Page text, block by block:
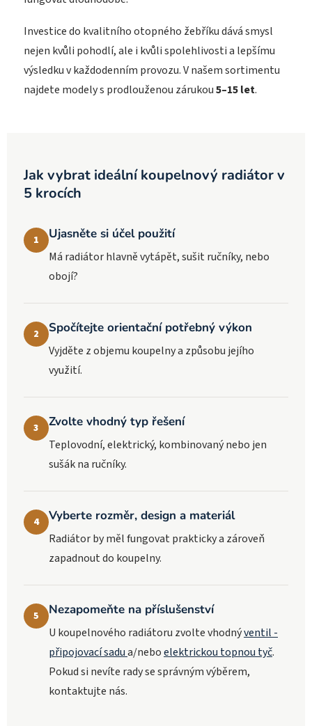
Investice do kvalitního otopného žebříku dává smysl
nejen kvůli pohodlí, ale i kvůli spolehlivosti a lepšímu
výsledku v každodenním provozu. V našem sortimentu
najdete modely s prodlouženou zárukou5–15 let.
Jak vybrat ideální koupelnový radiátor v
5 krocích
1 Ujasněte si účel použití
Má radiátor hlavně vytápět, sušit ručníky, nebo
obojí?
2 Spočítejte orientační potřebný výkon
Vyjděte z objemu koupelny a způsobu jejího
využití.
3 Zvolte vhodný typ řešení
Teplovodní, elektrický, kombinovaný nebo jen
sušák na ručníky.
4 Vyberte rozměr, design a materiál
Radiátor by měl fungovat prakticky a zároveň
zapadnout do koupelny.
5 Nezapomeňte na příslušenství
U koupelnového radiátoru zvolte vhodnýventil -
připojovací sadua/neboelektrickou topnou tyč.
Pokud si nevíte rady se správným výběrem,
kontaktujte nás.